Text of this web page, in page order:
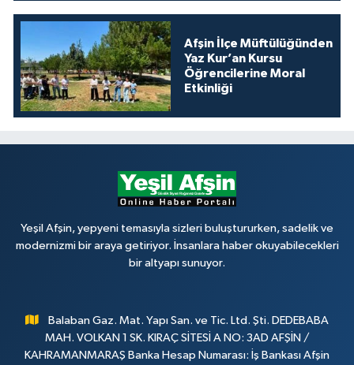
Afşin İlçe Müftülüğünden
Yaz Kur’an Kursu
Öğrencilerine Moral
Etkinliği
Yeşil Afşin, yepyeni temasıyla sizleri buluştururken, sadelik ve
modernizmi bir araya getiriyor. İnsanlara haber okuyabilecekleri
bir altyapı sunuyor.
Balaban Gaz. Mat. Yapı San. ve Tic. Ltd. Şti. DEDEBABA
MAH. VOLKAN 1 SK. KIRAÇ SİTESİ A NO: 3AD AFŞİN /
KAHRAMANMARAŞ Banka Hesap Numarası: İş Bankası Afşin